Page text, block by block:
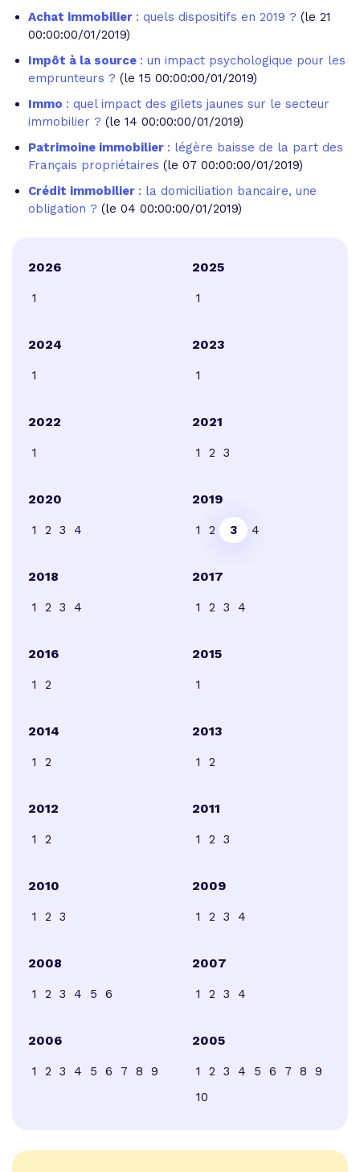
Achat immobilier : quels dispositifs en 2019 ? (le 21
00:00:00/01/2019)
Impôt à la source : un impact psychologique pour les
emprunteurs ? (le 15 00:00:00/01/2019)
Immo : quel impact des gilets jaunes sur le secteur
immobilier ? (le 14 00:00:00/01/2019)
Patrimoine immobilier : légère baisse de la part des
Français propriétaires (le 07 00:00:00/01/2019)
Crédit immobilier : la domiciliation bancaire, une
obligation ? (le 04 00:00:00/01/2019)
2026
1
2025
1
2024
1
2023
1
2022
1
2021
1 2 3
2020
1 2 3 4
2019
1 2 3 4
2018
1 2 3 4
2017
1 2 3 4
2016
1 2
2015
1
2014
1 2
2013
1 2
2012
1 2
2011
1 2 3
2010
1 2 3
2009
1 2 3 4
2008
1 2 3 4 5 6
2007
1 2 3 4
2006
1 2 3 4 5 6 7 8 9
2005
1 2 3 4 5 6 7 8
9
10